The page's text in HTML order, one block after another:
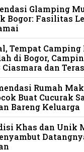
Glamping
Bogor: Fasilitas
Tempat Camping
di Bogor,
Ciasmara dan
Rumah
Buat Cucurak
Bareng Keluarga
Khas dan Unik